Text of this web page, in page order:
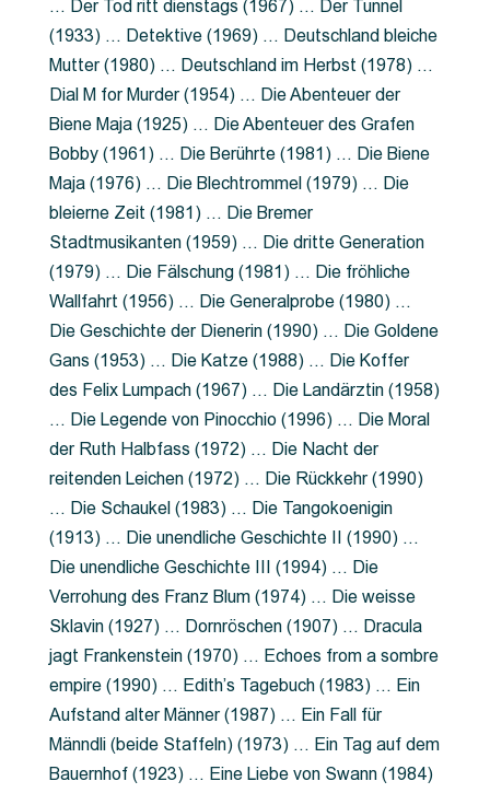
… Der Tod ritt dienstags (1967) … Der Tunnel
(1933) … Detektive (1969) … Deutschland bleiche
Mutter (1980) … Deutschland im Herbst (1978) …
Dial M for Murder (1954) … Die Abenteuer der
Biene Maja (1925) … Die Abenteuer des Grafen
Bobby (1961) … Die Berührte (1981) … Die Biene
Maja (1976) … Die Blechtrommel (1979) … Die
bleierne Zeit (1981) … Die Bremer
Stadtmusikanten (1959) … Die dritte Generation
(1979) … Die Fälschung (1981) … Die fröhliche
Wallfahrt (1956) … Die Generalprobe (1980) …
Die Geschichte der Dienerin (1990) … Die Goldene
Gans (1953) … Die Katze (1988) … Die Koffer
des Felix Lumpach (1967) … Die Landärztin (1958)
… Die Legende von Pinocchio (1996) … Die Moral
der Ruth Halbfass (1972) … Die Nacht der
reitenden Leichen (1972) … Die Rückkehr (1990)
… Die Schaukel (1983) … Die Tangokoenigin
(1913) … Die unendliche Geschichte II (1990) …
Die unendliche Geschichte III (1994) … Die
Verrohung des Franz Blum (1974) … Die weisse
Sklavin (1927) … Dornröschen (1907) … Dracula
jagt Frankenstein (1970) … Echoes from a sombre
empire (1990) … Edith’s Tagebuch (1983) … Ein
Aufstand alter Männer (1987) … Ein Fall für
Männdli (beide Staffeln) (1973) … Ein Tag auf dem
Bauernhof (1923) … Eine Liebe von Swann (1984)